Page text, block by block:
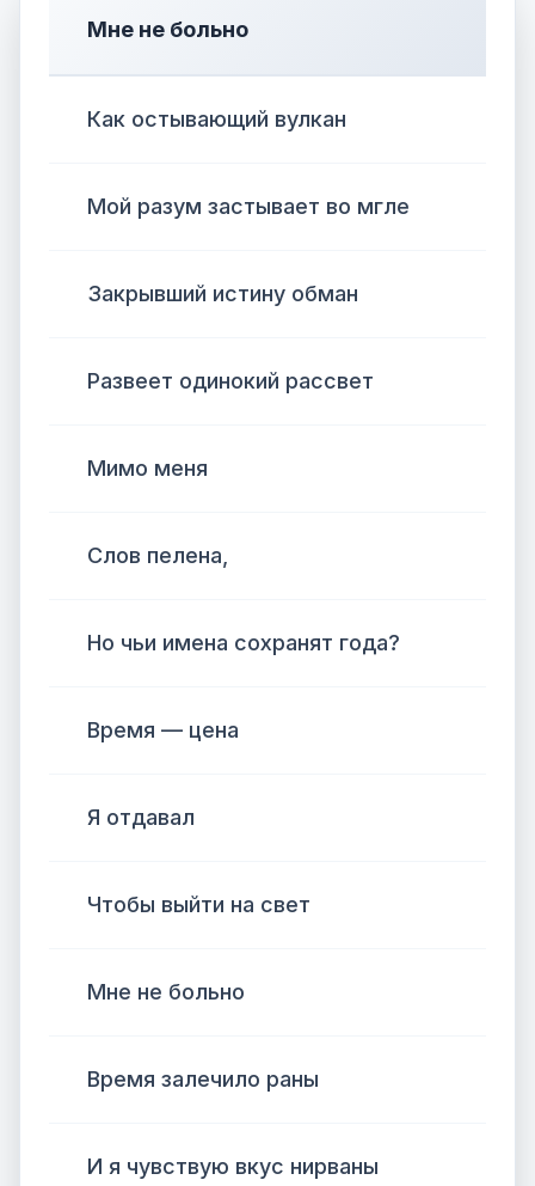
Мне не больно
Как остывающий вулкан
Мой разум застывает во мгле
Закрывший истину обман
Развеет одинокий рассвет
Мимо меня
Слов пелена,
Но чьи имена сохранят года?
Время — цена
Я отдавал
Чтобы выйти на свет
Мне не больно
Время залечило раны
И я чувствую вкус нирваны